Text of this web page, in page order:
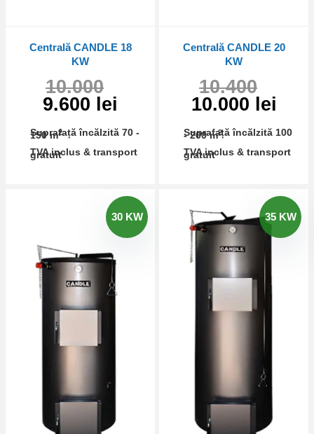
Centrală CANDLE 18
KW
10.000
9.600 lei
Suprafață încălzită 70 -
150 m2
TVA inclus & transport
gratuit
Centrală CANDLE 20
KW
10.400
10.000 lei
Suprafață încălzită 100
- 200 m2
TVA inclus & transport
gratuit
30 KW 35 KW